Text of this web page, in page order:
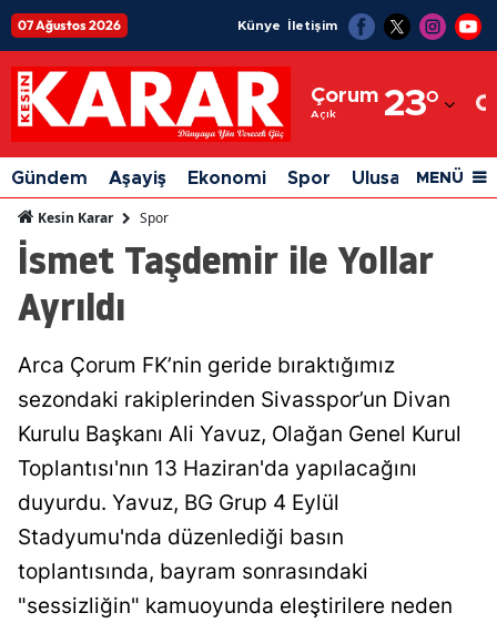
07 Ağustos 2026 Künye İletişim
Çorum
Açık 23°
Adıyaman
Afyonkarahisar
Ağrı
Amasya
Artvin
Aydın
Balıkesir
Bingöl
Bitlis
Gündem Aşayiş Ekonomi Spor Ulusal Siyaset
MENÜ
Kesin Karar Spor
İsmet Taşdemir ile Yollar
Ayrıldı
Arca Çorum FK’nin geride bıraktığımız
sezondaki rakiplerinden Sivasspor’un Divan
Kurulu Başkanı Ali Yavuz, Olağan Genel Kurul
Toplantısı'nın 13 Haziran'da yapılacağını
duyurdu. Yavuz, BG Grup 4 Eylül
Stadyumu'nda düzenlediği basın
toplantısında, bayram sonrasındaki
"sessizliğin" kamuoyunda eleştirilere neden